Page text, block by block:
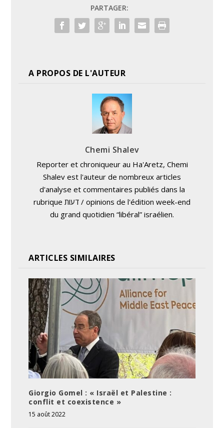
PARTAGER:
A PROPOS DE L'AUTEUR
Chemi Shalev
Reporter et chroniqueur au Ha'Aretz, Chemi
Shalev est l'auteur de nombreux articles
d'analyse et commentaires publiés dans la
rubrique דעות / opinions de l'édition week-end
du grand quotidien “libéral” israélien.
ARTICLES SIMILAIRES
Giorgio Gomel : « Israël et Palestine :
conflit et coexistence »
15 août 2022